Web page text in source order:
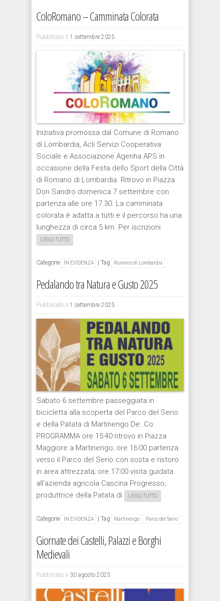
ColoRomano – Camminata Colorata
Pubblicato il 1 settembre 2025
Iniziativa promossa dal Comune di Romano
di Lombardia, Acli Servizi Cooperativa
Sociale e Associazione Agenha APS in
occasione della Festa dello Sport della Città
di Romano di Lombardia. Ritrovo in Piazza
Don Sandro domenica 7 settembre con
partenza alle ore 17.30. La camminata
colorata è adatta a tutti e il percorso ha una
lunghezza di circa 5 km. Per iscrizioni
LEGGI TUTTO
Categorie IN EVIDENZA Tag Romano di Lombardia
Pedalando tra Natura e Gusto 2025
Pubblicato il 1 settembre 2025
Sabato 6 settembre passeggiata in
bicicletta alla scoperta del Parco del Serio
e della Patata di Martinengo De. Co.
PROGRAMMA ore 15:40 ritrovo in Piazza
Maggiore a Martinengo; ore 16:00 partenza
verso il Parco del Serio con sosta e ristoro
in area attrezzata; ore 17:00 visita guidata
all’azienda agricola Cascina Progresso,
produttrice della Patata di
LEGGI TUTTO
Categorie IN EVIDENZA Tag Martinengo Parco del Serio
Giornate dei Castelli, Palazzi e Borghi
Medievali
Pubblicato il 30 agosto 2025